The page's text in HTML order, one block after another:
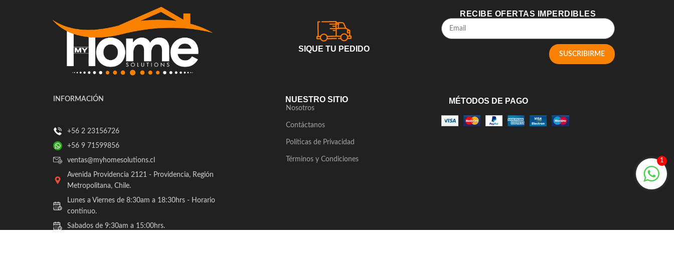
SIQUE TU PEDIDO
RECIBE OFERTAS IMPERDIBLES
SUSCRIBIRME
INFORMACIÓN
+56 2 23156726
+56 9 71599856
ventas@myhomesolutions.cl
Avenida Providencia 2121 - Providencia, Región
Metropolitana, Chile.
Lunes a Viernes de 8:30am a 18:30hrs - Horario
continuo.
Sabados de 9:30am a 15:00hrs.
NUESTRO SITIO
Nosotros
Contáctanos
Políticas de Privacidad
Términos y Condiciones
MÉTODOS DE PAGO
1